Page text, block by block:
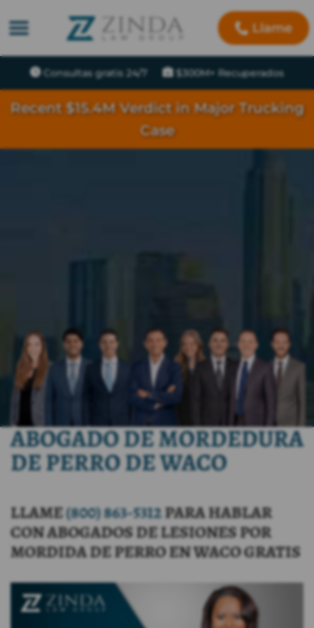
Llame
Consultas gratis 24/7 $300M+ Recuperados
Recent $15.4M Verdict in Major Trucking
Case
ABOGADO DE MORDEDURA
DE PERRO DE WACO
LLAME(800) 863-5312PARA HABLAR
CON ABOGADOS DE LESIONES POR
MORDIDA DE PERRO EN WACO GRATIS